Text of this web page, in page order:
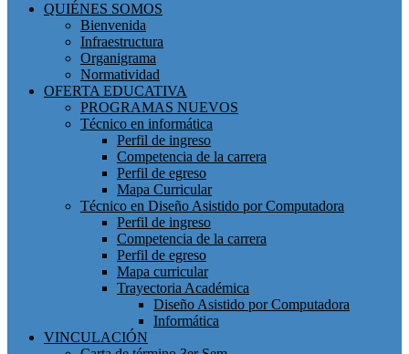
QUIÉNES SOMOS
Bienvenida
Infraestructura
Organigrama
Normatividad
OFERTA EDUCATIVA
PROGRAMAS NUEVOS
Técnico en informática
Perfil de ingreso
Competencia de la carrera
Perfil de egreso
Mapa Curricular
Técnico en Diseño Asistido por Computadora
Perfil de ingreso
Competencia de la carrera
Perfil de egreso
Mapa curricular
Trayectoria Académica
Diseño Asistido por Computadora
Informática
VINCULACIÓN